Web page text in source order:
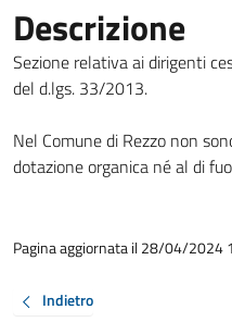
Descrizione
Sezione relativa ai dirigenti
del d.lgs. 33/2013.
Nel Comune di Rezzo non
dotazione organica né al di
Pagina aggiornata il 28/04/2024
Indietro